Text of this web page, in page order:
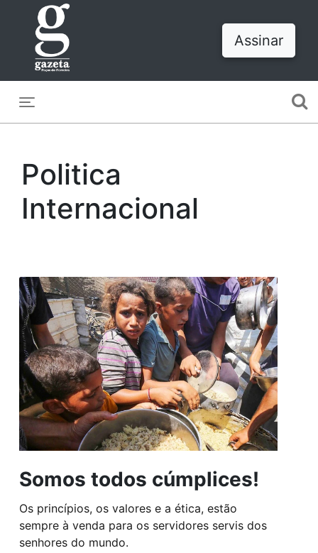
Assinar
Politica
Internacional
Somos todos cúmplices!
Os princípios, os valores e a ética, estão
sempre à venda para os servidores servis dos
senhores do mundo.